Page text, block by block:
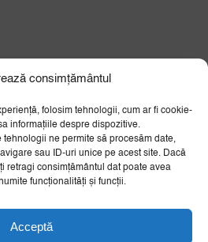
consimțământul
folosim tehnologii, cum ar fi cookie-
informațiile despre dispozitive.
ne permite să procesăm date,
sau ID-uri unice pe acest site. Dacă
retragi consimțământul dat poate avea
funcționalități și funcții.
Acceptă
si
prima